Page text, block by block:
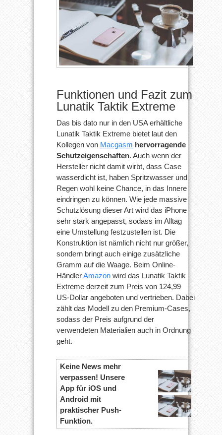
Funktionen und Fazit zum
Lunatik Taktik Extreme
Das bis dato nur in den USA erhältliche
Lunatik Taktik Extreme bietet laut den
Kollegen von Macgasm hervorragende
Schutzeigenschaften. Auch wenn der
Hersteller nicht damit wirbt, dass Case
wasserdicht ist, haben Spritzwasser und
Regen wohl keine Chance, in das Innere
eindringen zu können. Wie jede massive
Schutzlösung dieser Art wird das iPhone
sehr stark angepasst, sodass im Alltag
eine Umstellung festzustellen ist. Die
Konstruktion ist nämlich nicht nur größer,
sondern bringt auch einige zusätzliche
Gramm auf die Waage. Beim Online-
HändlerAmazon wird das Lunatik Taktik
Extreme derzeit zum Preis von 124,99
US-Dollar angeboten und vertrieben. Dabei
zählt das Modell zu den Premium-Cases,
sodass der Preis aufgrund der
verwendeten Materialien auch in Ordnung
geht.
Keine News mehr
verpassen! Unsere
App für iOS und
Android mit
praktischer Push-
Funktion.